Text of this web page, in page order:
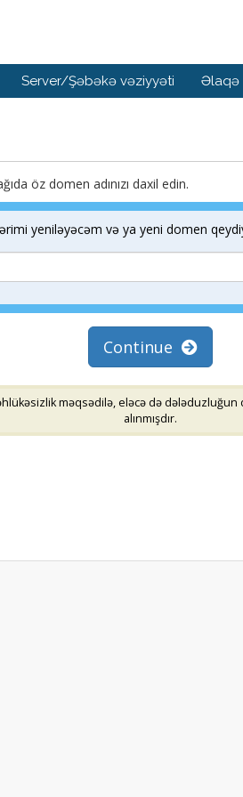
Server/Şəbəkə vəziyyəti Əlaqə
öz domen adınızı daxil edin.
yeniləyəcəm və ya yeni domen
Continue
məqsədilə, eləcə də dələduzluğun
alınmışdır.